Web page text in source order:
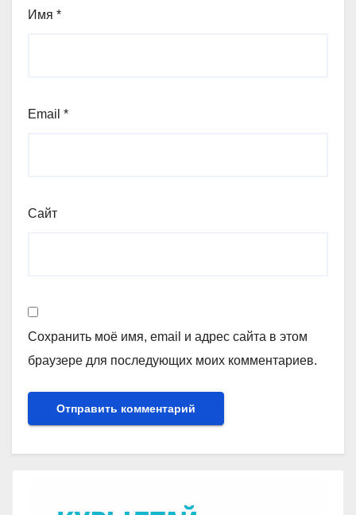
Имя *
Email *
Сайт
Сохранить моё имя, email и адрес сайта в этом
браузере для последующих моих комментариев.